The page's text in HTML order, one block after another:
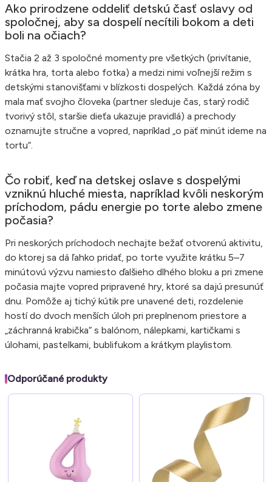
Ako prirodzene oddeliť detskú časť oslavy od
spoločnej, aby sa dospelí necítili bokom a deti
boli na očiach?
Stačia 2 až 3 spoločné momenty pre všetkých (privítanie,
krátka hra, torta alebo fotka) a medzi nimi voľnejší režim s
detskými stanovišťami v blízkosti dospelých. Každá zóna by
mala mať svojho človeka (partner sleduje čas, starý rodič
tvorivý stôl, staršie dieťa ukazuje pravidlá) a prechody
oznamujte stručne a vopred, napríklad „o päť minút ideme na
tortu“.
Čo robiť, keď na detskej oslave s dospelými
vzniknú hluché miesta, napríklad kvôli neskorým
príchodom, pádu energie po torte alebo zmene
počasia?
Pri neskorých príchodoch nechajte bežať otvorenú aktivitu,
do ktorej sa dá ľahko pridať, po torte využite krátku 5–7
minútovú výzvu namiesto ďalšieho dlhého bloku a pri zmene
počasia majte vopred pripravené hry, ktoré sa dajú presunúť
dnu. Pomôže aj tichý kútik pre unavené deti, rozdelenie
hostí do dvoch menších úloh pri preplnenom priestore a
„záchranná krabička“ s balónom, nálepkami, kartičkami s
úlohami, pastelkami, bublifukom a krátkym playlistom.
Odporúčané produkty